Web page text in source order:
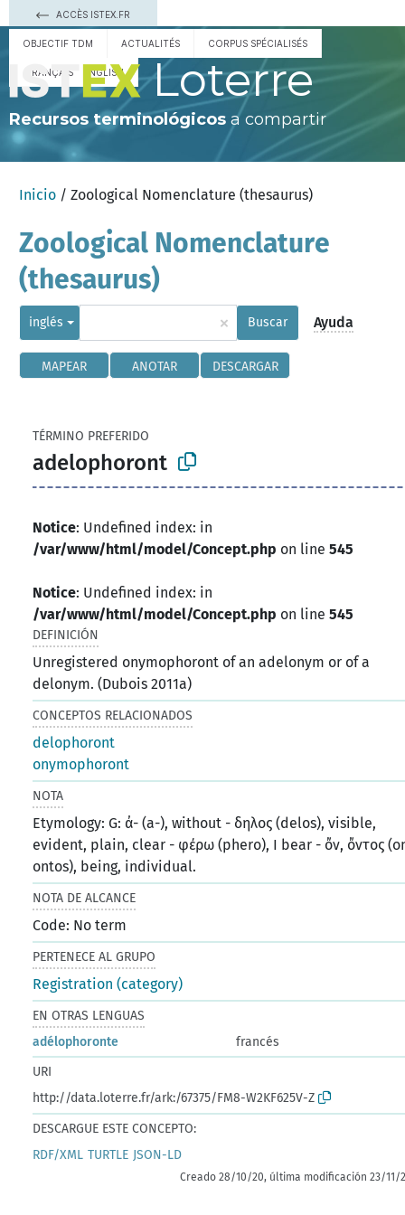
ACCÈS ISTEX.FR
OBJECTIF TDM ACTUALITÉS CORPUS SPÉCIALISÉS
FRANÇAIS ENGLISH Loterre
Recursos terminológicos a compartir
Inicio / Zoological Nomenclature (thesaurus)
Zoological Nomenclature
(thesaurus)
inglés × Buscar Ayuda
MAPEAR ANOTAR DESCARGAR
TÉRMINO PREFERIDO
adelophoront
Notice: Undefined index: in
/var/www/html/model/Concept.php on line545
Notice: Undefined index: in
/var/www/html/model/Concept.php on line545
DEFINICIÓN
Unregistered onymophoront of an adelonym or of a
delonym. (Dubois 2011a)
CONCEPTOS RELACIONADOS
delophoront
onymophoront
NOTA
Etymology: G: ἀ- (a-), without - δηλος (delos), visible,
evident, plain, clear - φέρω (phero), I bear - ὄν, ὄντος
ontos), being, individual.
NOTA DE ALCANCE
Code: No term
PERTENECE AL GRUPO
Registration (category)
EN OTRAS LENGUAS
adélophoronte
francés
URI
http://data.loterre.fr/ark:/67375/FM8-W2KF625V-Z
DESCARGUE ESTE CONCEPTO:
RDF/XML TURTLE JSON-LD
Creado 28/10/20, última modificación 23/11/